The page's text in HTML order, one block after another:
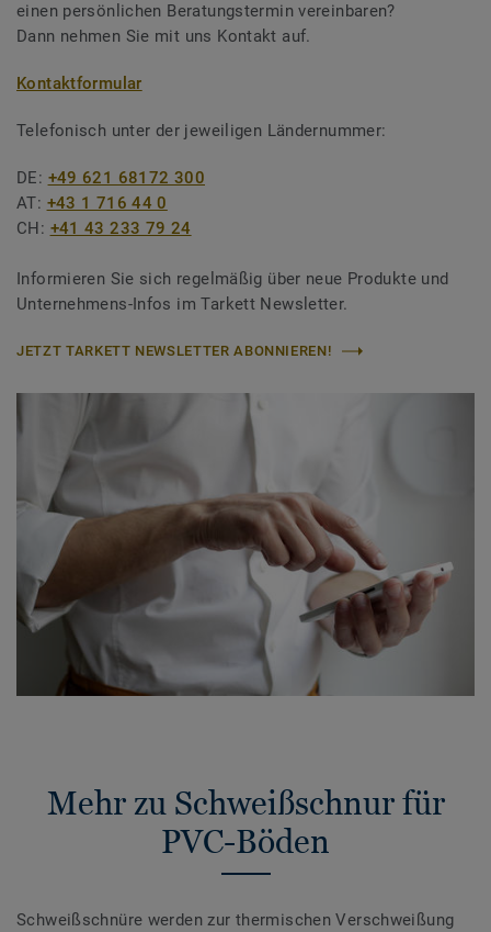
einen persönlichen Beratungstermin vereinbaren?
Dann nehmen Sie mit uns Kontakt auf.
Kontaktformular
Telefonisch unter der jeweiligen Ländernummer:
DE: +49 621 68172 300
AT: +43 1 716 44 0
CH: +41 43 233 79 24
Informieren Sie sich regelmäßig über neue Produkte und
Unternehmens-Infos im Tarkett Newsletter.
JETZT TARKETT NEWSLETTER ABONNIEREN!
Mehr zu Schweißschnur für
PVC-Böden
Schweißschnüre werden zur thermischen Verschweißung